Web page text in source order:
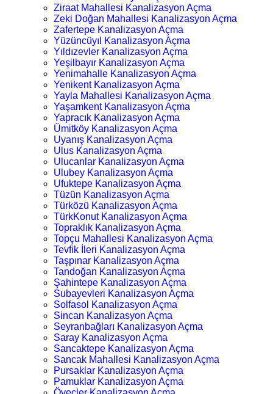
Ziraat Mahallesi Kanalizasyon Açma
Zeki Doğan Mahallesi Kanalizasyon Açma
Zafertepe Kanalizasyon Açma
Yüzüncüyıl Kanalizasyon Açma
Yıldızevler Kanalizasyon Açma
Yeşilbayır Kanalizasyon Açma
Yenimahalle Kanalizasyon Açma
Yenikent Kanalizasyon Açma
Yayla Mahallesi Kanalizasyon Açma
Yaşamkent Kanalizasyon Açma
Yapracık Kanalizasyon Açma
Ümitköy Kanalizasyon Açma
Uyanış Kanalizasyon Açma
Ulus Kanalizasyon Açma
Ulucanlar Kanalizasyon Açma
Ulubey Kanalizasyon Açma
Ufuktepe Kanalizasyon Açma
Tüzün Kanalizasyon Açma
Türközü Kanalizasyon Açma
TürkKonut Kanalizasyon Açma
Topraklık Kanalizasyon Açma
Topçu Mahallesi Kanalizasyon Açma
Tevfik İleri Kanalizasyon Açma
Taşpınar Kanalizasyon Açma
Tandoğan Kanalizasyon Açma
Şahintepe Kanalizasyon Açma
Subayevleri Kanalizasyon Açma
Solfasol Kanalizasyon Açma
Sincan Kanalizasyon Açma
Seyranbağları Kanalizasyon Açma
Saray Kanalizasyon Açma
Sancaktepe Kanalizasyon Açma
Sancak Mahallesi Kanalizasyon Açma
Pursaklar Kanalizasyon Açma
Pamuklar Kanalizasyon Açma